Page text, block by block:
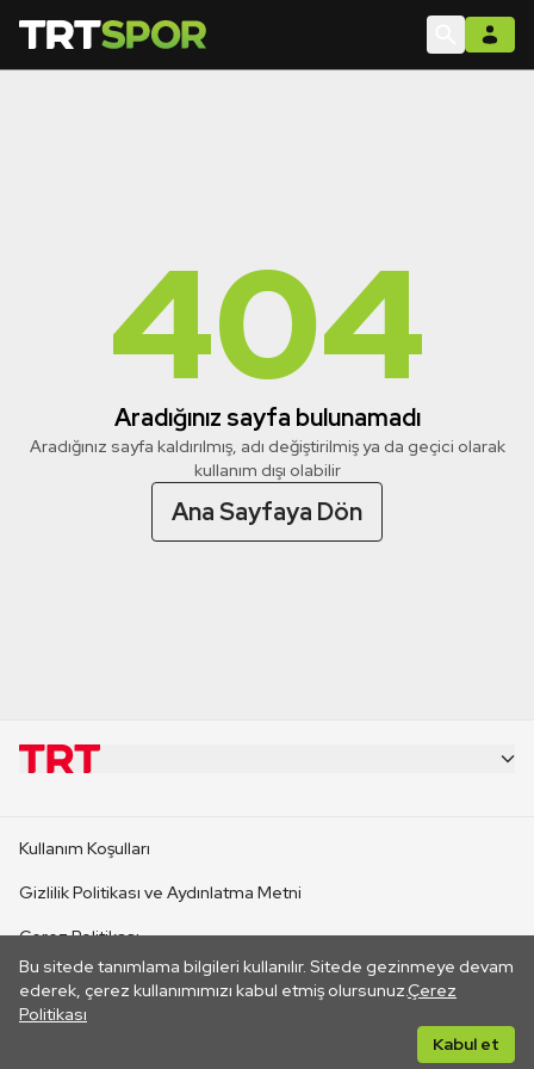
404
Aradığınız sayfa bulunamadı
Aradığınız sayfa kaldırılmış, adı değiştirilmiş ya da geçici olarak
kullanım dışı olabilir
Ana Sayfaya Dön
Bu sitede tanımlama bilgileri kullanılır. Sitede gezinmeye devam
ederek, çerez kullanımımızı kabul etmiş olursunuz.Çerez
Politikası
Kabul et
CANLI YAYINLAR
Kullanım Koşulları
Gizlilik Politikası ve Aydınlatma Metni
Çerez Politikası
İletişim
Her hakkı saklıdır. ©2026 TRT. Bağlantı yoluyla gidilen dış